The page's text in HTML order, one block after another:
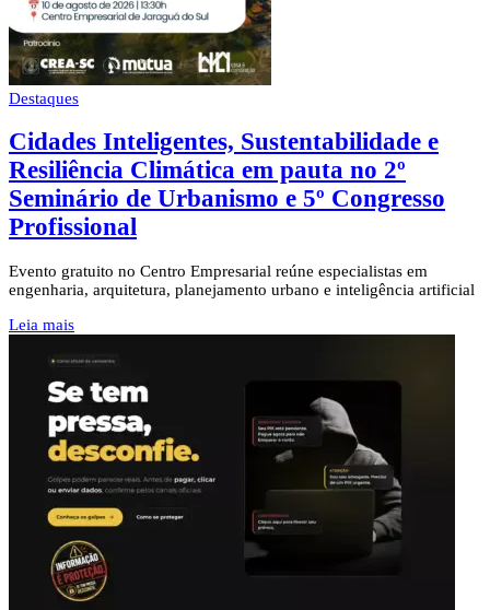
Destaques
Cidades Inteligentes, Sustentabilidade e
Resiliência Climática em pauta no 2º
Seminário de Urbanismo e 5º Congresso
Profissional
Evento gratuito no Centro Empresarial reúne especialistas em
engenharia, arquitetura, planejamento urbano e inteligência artificial
Leia mais